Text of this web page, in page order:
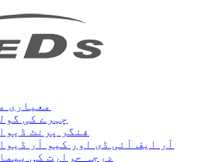
معیاری
چہرے کی
فنگر پرنٹ
آر ایف آئی ڈی اور کیو آر
درجہ حرارت کی